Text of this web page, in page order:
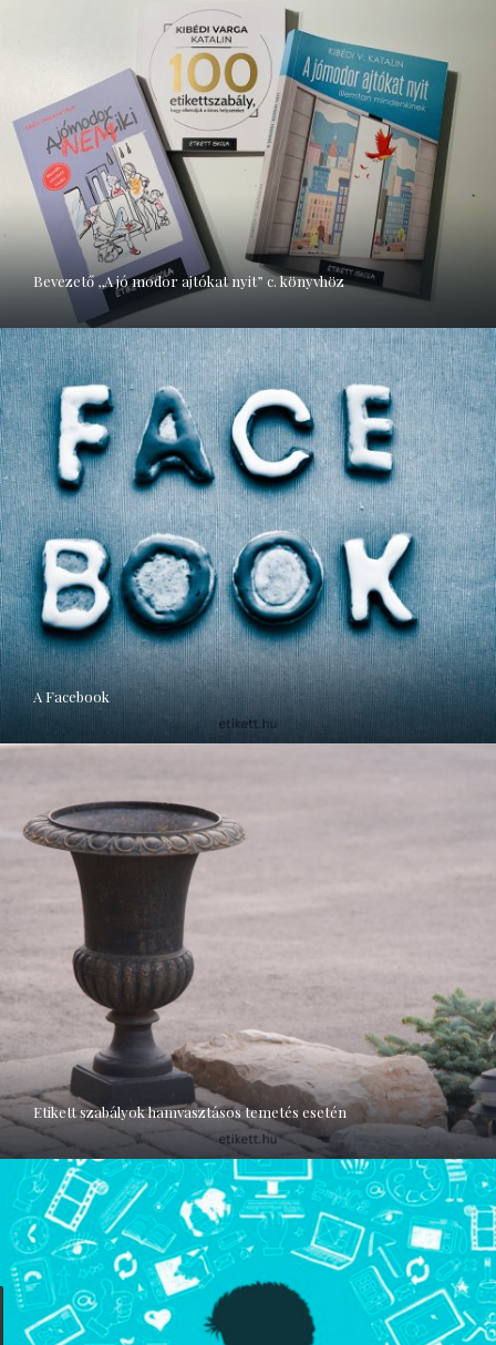
Bevezető ,,A jó modor ajtókat nyit” c. könyvhöz
A Facebook
Etikett szabályok hamvasztásos temetés esetén